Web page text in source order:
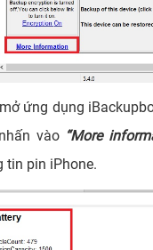
ứng dụng
vào“More
tin pin iPhone.